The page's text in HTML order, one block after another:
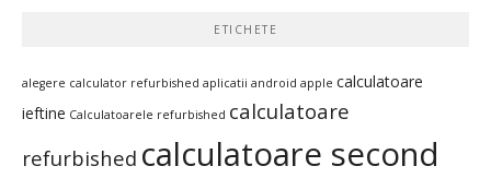
ETICHETE
alegere calculator refurbished aplicatii android apple calculatoare
ieftine Calculatoarele refurbished calculatoare
refurbished calculatoare second